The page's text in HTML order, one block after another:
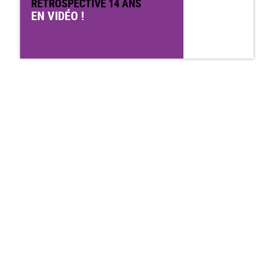
RÉTROSPECTIVE 14 ANS
EN VIDÉO !